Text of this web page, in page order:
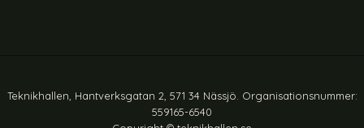
Teknikhallen, Hantverksgatan 2, 571 34 Nässjö. Organisationsnummer:
559165-6540